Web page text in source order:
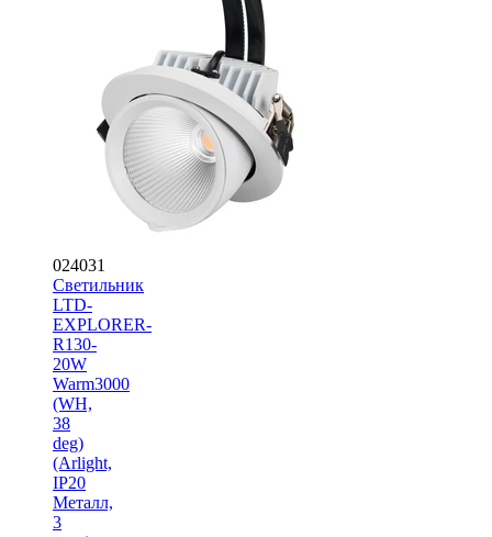
024031
Светильник
LTD-
EXPLORER-
R130-
20W
Warm3000
(WH,
38
deg)
(Arlight,
IP20
Металл,
3